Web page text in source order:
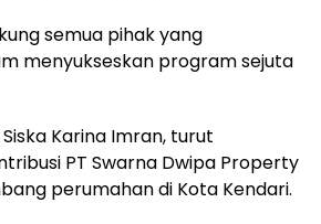
semua pihak yang
menyukseskan program sejuta
Karina Imran, turut
PT Swarna Dwipa Property
perumahan di Kota Kendari.